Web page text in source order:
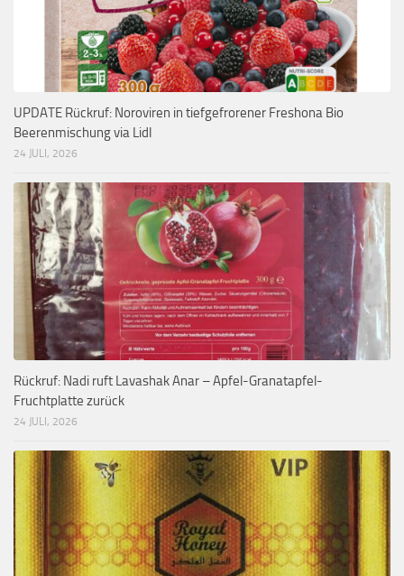
UPDATE Rückruf: Noroviren in tiefgefrorener Freshona Bio
Beerenmischung via Lidl
24 JULI, 2026
Rückruf: Nadi ruft Lavashak Anar – Apfel-Granatapfel-
Fruchtplatte zurück
24 JULI, 2026